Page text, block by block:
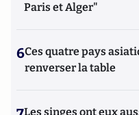
Paris et Alger"
6Ces quatre pays
renverser la table
Les singes ont eux